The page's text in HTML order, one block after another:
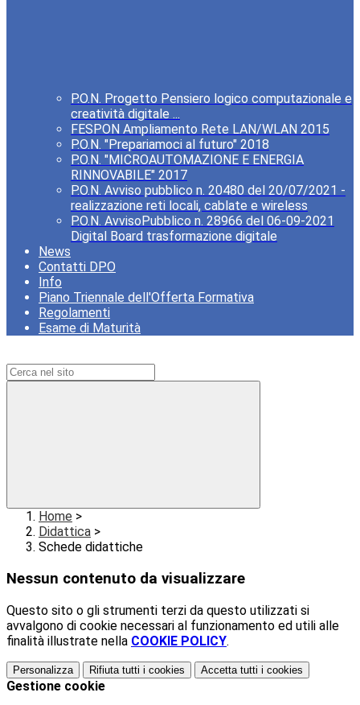
P.O.N. Progetto Pensiero logico computazionale e
creatività digitale ...
FESPON Ampliamento Rete LAN/WLAN 2015
P.O.N. "Prepariamoci al futuro" 2018
P.O.N. "MICROAUTOMAZIONE E ENERGIA
RINNOVABILE" 2017
P.O.N. Avviso pubblico n. 20480 del 20/07/2021 -
realizzazione reti locali, cablate e wireless
P.O.N. AvvisoPubblico n. 28966 del 06-09-2021
Digital Board trasformazione digitale
News
Contatti DPO
Info
Piano Triennale dell'Offerta Formativa
Regolamenti
Esame di Maturità
Home >
Didattica >
Schede didattiche
Nessun contenuto da visualizzare
Questo sito o gli strumenti terzi da questo utilizzati si
avvalgono di cookie necessari al funzionamento ed utili alle
finalità illustrate nella COOKIE POLICY.
Personalizza Rifiuta tutti i cookies Accetta tutti i cookies
Gestione cookie